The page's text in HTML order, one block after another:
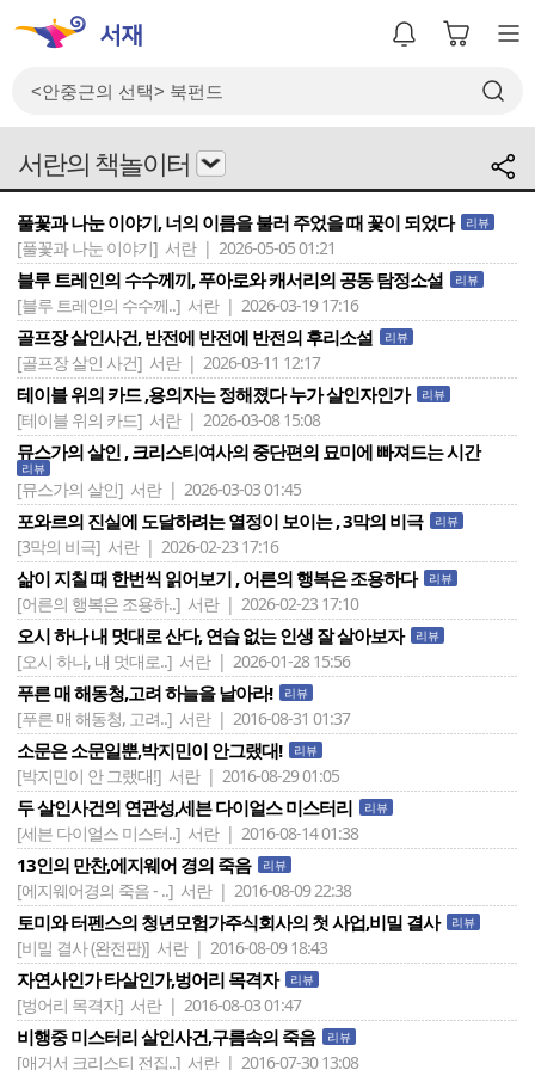
서란의 책놀이터
풀꽃과 나눈 이야기, 너의 이름을 불러 주었을 때 꽃이 되었다 리뷰
[풀꽃과 나눈 이야기] 서란 | 2026-05-05 01:21
블루 트레인의 수수께끼, 푸아로와 캐서리의 공동 탐정소설 리뷰
[블루 트레인의 수수께..] 서란 | 2026-03-19 17:16
골프장 살인사건, 반전에 반전에 반전의 후리소설 리뷰
[골프장 살인 사건] 서란 | 2026-03-11 12:17
테이블 위의 카드 ,용의자는 정해졌다 누가 살인자인가 리뷰
[테이블 위의 카드] 서란 | 2026-03-08 15:08
뮤스가의 살인 , 크리스티여사의 중단편의 묘미에 빠져드는 시간
리뷰
[뮤스가의 살인] 서란 | 2026-03-03 01:45
포와르의 진실에 도달하려는 열정이 보이는 , 3막의 비극 리뷰
[3막의 비극] 서란 | 2026-02-23 17:16
삶이 지칠 때 한번씩 읽어보기 , 어른의 행복은 조용하다 리뷰
[어른의 행복은 조용하..] 서란 | 2026-02-23 17:10
오시 하나 내 멋대로 산다, 연습 없는 인생 잘 살아보자 리뷰
[오시 하나, 내 멋대로..] 서란 | 2026-01-28 15:56
푸른 매 해동청,고려 하늘을 날아라! 리뷰
[푸른 매 해동청, 고려..] 서란 | 2016-08-31 01:37
소문은 소문일뿐,박지민이 안그랬대! 리뷰
[박지민이 안 그랬대!] 서란 | 2016-08-29 01:05
두 살인사건의 연관성,세븐 다이얼스 미스터리 리뷰
[세븐 다이얼스 미스터..] 서란 | 2016-08-14 01:38
13인의 만찬,에지웨어 경의 죽음 리뷰
[에지웨어경의 죽음 - ..] 서란 | 2016-08-09 22:38
토미와 터펜스의 청년모험가주식회사의 첫 사업,비밀 결사 리뷰
[비밀 결사 (완전판)] 서란 | 2016-08-09 18:43
자연사인가 타살인가,벙어리 목격자 리뷰
[벙어리 목격자] 서란 | 2016-08-03 01:47
비행중 미스터리 살인사건,구름속의 죽음 리뷰
[애거서 크리스티 전집..] 서란 | 2016-07-30 13:08